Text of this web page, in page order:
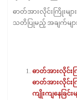
ဓာတ်အားလိုင်းကြိုးမျာ
သတိပြုမည့် အချက်မျာ
ဓာတ်အားလိုင်းကြို
ဓာတ်အားလိုင်းက
ကျိုးကျနေခြင်